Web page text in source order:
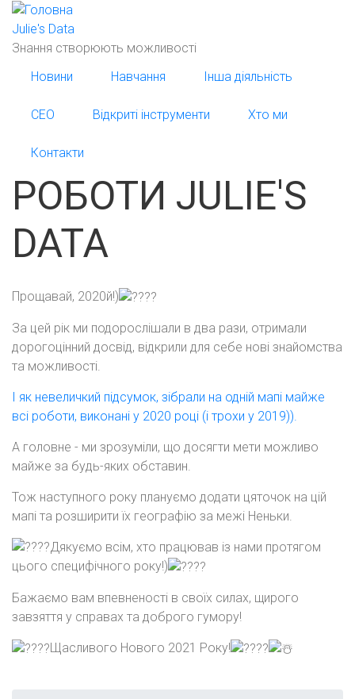
Перейти
до
основного
Julie's Data
Знання створюють можливості
Новини
Навчання Інша діяльність
СЕО Відкриті інструменти Хто ми
Контакти
РОБОТИ JULIE'S
DATA
Прощавай, 2020й!)
За цей рік ми подорослішали в два рази, отримали
дорогоцінний досвід, відкрили для себе нові знайомства
та можливості.
І як невеличкий підсумок, зібрали на одній мапі майже
всі роботи, виконані у 2020 році (і трохи у 2019)).
А головне - ми зрозуміли, що досягти мети можливо
майже за будь-яких обставин.
Тож наступного року плануємо додати цяточок на цій
мапі та розширити їх географію за межі Неньки.
Дякуємо всім, хто працював із нами протягом
цього специфічного року!)
Бажаємо вам впевненості в своїх силах, щирого
завзяття у справах та доброго гумору!
Щасливого Нового 2021 Року!